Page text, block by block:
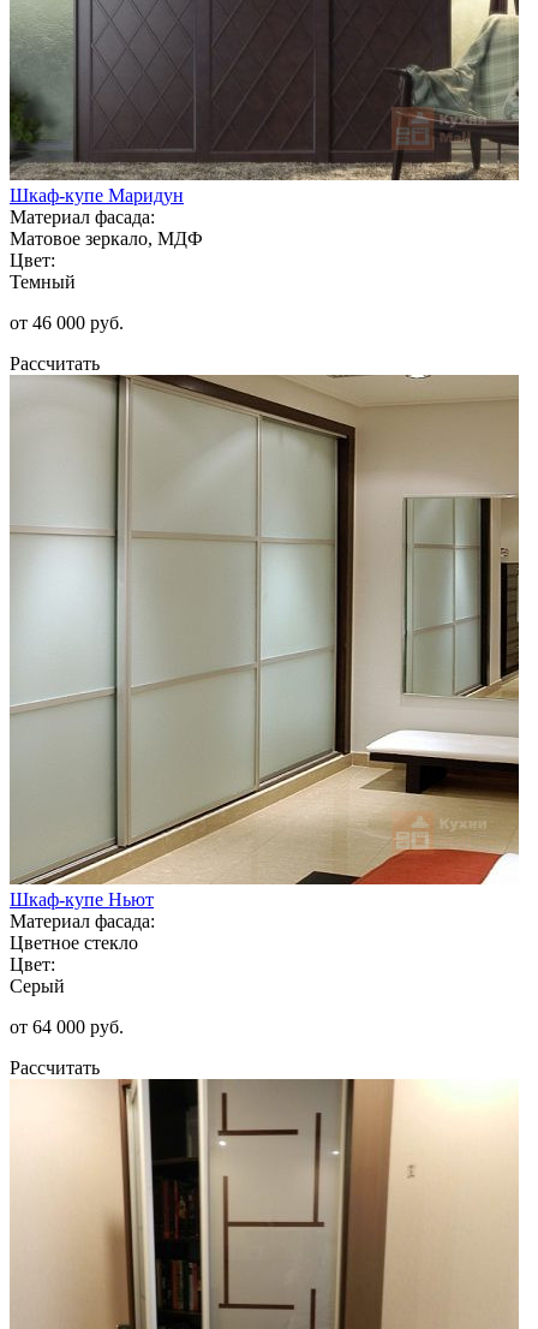
Шкаф-купе Маридун
Материал фасада:
Матовое зеркало, МДФ
Цвет:
Темный
от 46 000 руб.
Рассчитать
Шкаф-купе Ньют
Материал фасада:
Цветное стекло
Цвет:
Серый
от 64 000 руб.
Рассчитать